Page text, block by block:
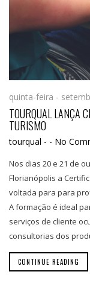
quinta-feira -
TOURQUAL LANÇA
TURISMO
tourqual - - No
Nos dias 20 e 21 de
Florianópolis a
voltada para para
A formação é ideal
serviços de cliente
consultorias dos
CONTINUE READING